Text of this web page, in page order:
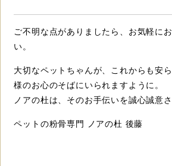
ご不明な点がありましたら、お気軽に
い。
大切なペットちゃんが、これからも安
様のお心のそばにいられますように。
ノアの杜は、そのお手伝いを誠心誠意
ペットの粉骨専門 ノアの杜 後藤